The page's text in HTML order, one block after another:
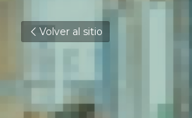
Volver al sitio